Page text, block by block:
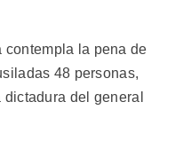
contempla la pena de
48 personas,
del general